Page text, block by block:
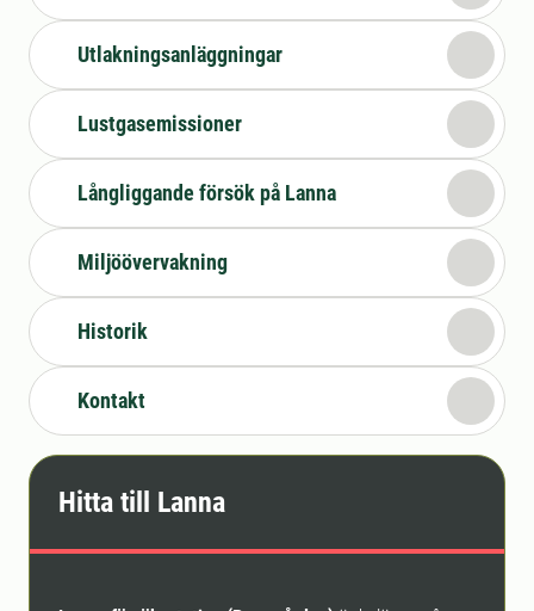
Utlakningsanläggningar
Lustgasemissioner
Långliggande försök på Lanna
Miljöövervakning
Historik
Kontakt
Hitta till Lanna